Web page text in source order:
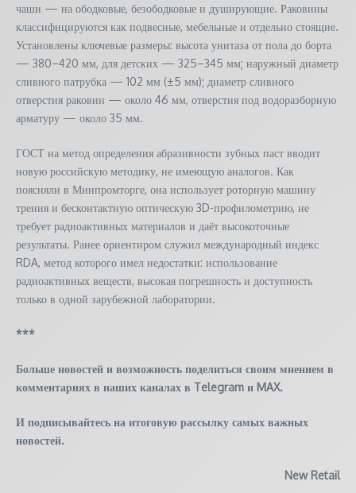
чаши — на ободковые, безободковые и душирующие. Раковины
классифицируются как подвесные, мебельные и отдельно стоящие.
Установлены ключевые размеры: высота унитаза от пола до борта
— 380–420 мм, для детских — 325–345 мм; наружный диаметр
сливного патрубка — 102 мм (±5 мм); диаметр сливного
отверстия раковин — около 46 мм, отверстия под водоразборную
арматуру — около 35 мм.
ГОСТ на метод определения абразивности зубных паст вводит
новую российскую методику, не имеющую аналогов. Как
поясняли в Минпромторге, она использует роторную машину
трения и бесконтактную оптическую 3D-профилометрию, не
требует радиоактивных материалов и даёт высокоточные
результаты. Ранее ориентиром служил международный индекс
RDA, метод которого имел недостатки: использование
радиоактивных веществ, высокая погрешность и доступность
только в одной зарубежной лаборатории.
***
Больше новостей и возможность поделиться своим мнением в
комментариях в наших каналах в Telegram и MAX.
И подписывайтесь на итоговую рассылку самых важных
новостей.
New Retail